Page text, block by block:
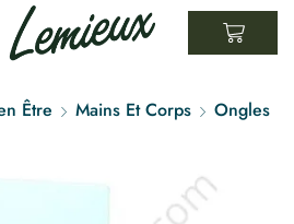
Être Mains Et Corps
Ongles